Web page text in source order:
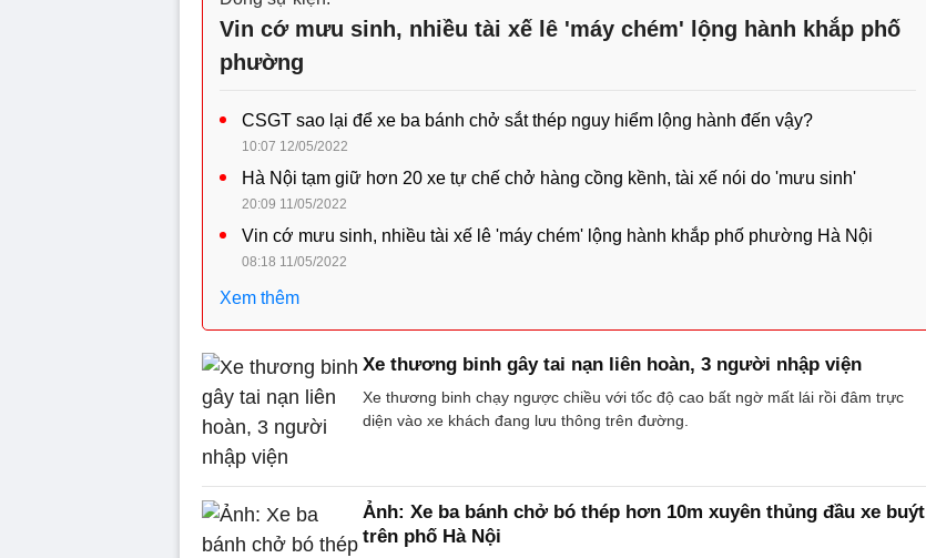
Vin cớ mưu sinh, nhiều tài xế lê 'máy chém' lộng hành khắp phố
phường
CSGT sao lại để xe ba bánh chở sắt thép nguy hiểm lộng hành đến vậy?
10:07 12/05/2022
Hà Nội tạm giữ hơn 20 xe tự chế chở hàng cồng kềnh, tài xế nói do 'mưu sinh'
20:09 11/05/2022
Vin cớ mưu sinh, nhiều tài xế lê 'máy chém' lộng hành khắp phố phường Hà Nội
08:18 11/05/2022
Xem thêm
Xe thương binh gây tai nạn liên hoàn, 3 người nhập viện
Xe thương binh chạy ngược chiều với tốc độ cao bất ngờ mất lái rồi đâm trực
diện vào xe khách đang lưu thông trên đường.
Ảnh: Xe ba bánh chở bó thép hơn 10m xuyên thủng đầu xe buýt
trên phố Hà Nội